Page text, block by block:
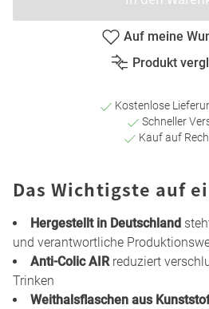
Auf meine
Produkt
Kostenlose
Schneller
Kauf auf
Das Wichtigste auf
Hergestellt in Deutschland
und verantwortliche
Anti-Colic AIRreduziert
Trinken
Weithalsflaschen aus